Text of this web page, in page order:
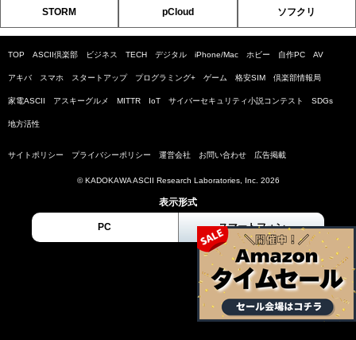
STORM pCloud ソフクリ
TOP ASCII倶楽部 ビジネス TECH デジタル iPhone/Mac ホビー 自作PC AV
アキバ スマホ スタートアップ プログラミング+ ゲーム 格安SIM 倶楽部情報局
家電ASCII アスキーグルメ MITTR IoT サイバーセキュリティ小説コンテスト SDGs
地方活性
サイトポリシー プライバシーポリシー 運営会社 お問い合わせ 広告掲載
© KADOKAWA ASCII Research Laboratories, Inc. 2026
表示形式
PC スマートフォン